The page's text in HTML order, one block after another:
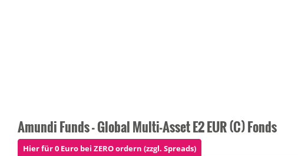
Amundi Funds - Global Multi-Asset E2 EUR (C) Fonds
Hier für 0 Euro bei ZERO ordern (zzgl. Spreads)